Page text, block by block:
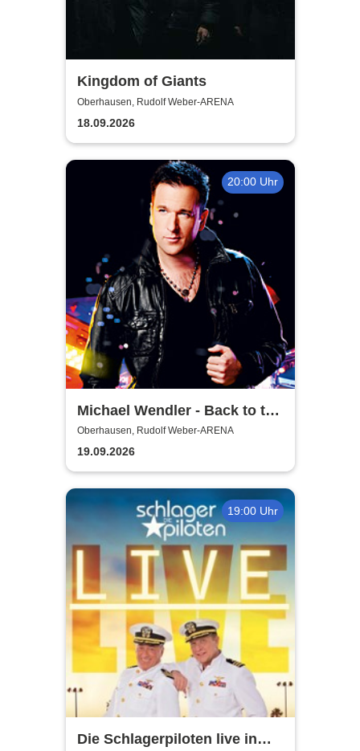
Kingdom of Giants
Oberhausen, Rudolf Weber-ARENA
18.09.2026
20:00 Uhr
Michael Wendler - Back to the
Wendler
Oberhausen, Rudolf Weber-ARENA
19.09.2026
19:00 Uhr
Die Schlagerpiloten live in